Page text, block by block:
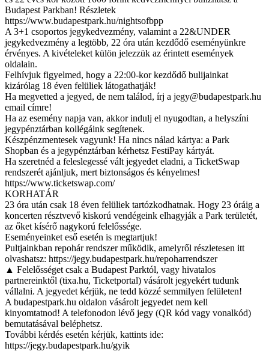
Budapest Parkban! Részletek
https://www.budapestpark.hu/nightsofbpp
A 3+1 csoportos jegykedvezmény, valamint a 22&UNDER
jegykedvezmény a legtöbb, 22 óra után kezdődő eseményünkre
érvényes. A kivételeket külön jelezzük az érintett események
oldalain.
Felhívjuk figyelmed, hogy a 22:00-kor kezdődő bulijainkat
kizárólag 18 éven felüliek látogathatják!
Ha megvetted a jegyed, de nem találod, írj a jegy@budapestpark.hu
email címre!
Ha az esemény napja van, akkor indulj el nyugodtan, a helyszíni
jegypénztárban kollégáink segítenek.
Készpénzmentesek vagyunk! Ha nincs nálad kártya: a Park
Shopban és a jegypénztárban kérhetsz FestiPay kártyát.
Ha szeretnéd a feleslegessé vált jegyedet eladni, a TicketSwap
rendszerét ajánljuk, mert biztonságos és kényelmes!
https://www.ticketswap.com/
KORHATÁR
23 óra után csak 18 éven felüliek tartózkodhatnak. Hogy 23 óráig a
koncerten résztvevő kiskorú vendégeink elhagyják a Park területét,
az őket kísérő nagykorú felelőssége.
Eseményeinket eső esetén is megtartjuk!
Pultjainkban repohár rendszer működik, amelyről részletesen itt
olvashatsz: https://jegy.budapestpark.hu/repoharrendszer
▲ Felelősséget csak a Budapest Parktól, vagy hivatalos
partnereinktől (tixa.hu, Ticketportal) vásárolt jegyekért tudunk
vállalni. A jegyedet kérjük, ne tedd közzé semmilyen felületen!
A budapestpark.hu oldalon vásárolt jegyedet nem kell
kinyomtatnod! A telefonodon lévő jegy (QR kód vagy vonalkód)
bemutatásával beléphetsz.
További kérdés esetén kérjük, kattints ide:
https://jegy.budapestpark.hu/gyik